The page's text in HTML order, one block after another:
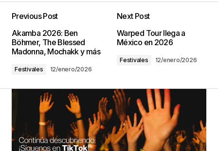
Previous Post
Akamba 2026: Ben
Böhmer, The Blessed
Madonna, Mochakk y más
Festivales 12/enero/2026
Next Post
Warped Tour llega a
México en 2026
Festivales 12/enero/2026